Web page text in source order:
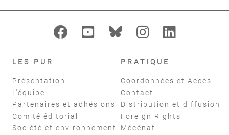
LES PUR
Présentation
L'équipe
Partenaires et adhésions
Comité éditorial
Société et environnement
PRATIQUE
Coordonnées et Accès
Contact
Distribution et diffusion
Foreign Rights
Mécénat